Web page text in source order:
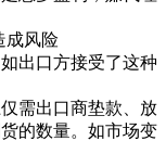
成风险
出口方接受了这种
需出口商垫款、放
的数量。如市场变